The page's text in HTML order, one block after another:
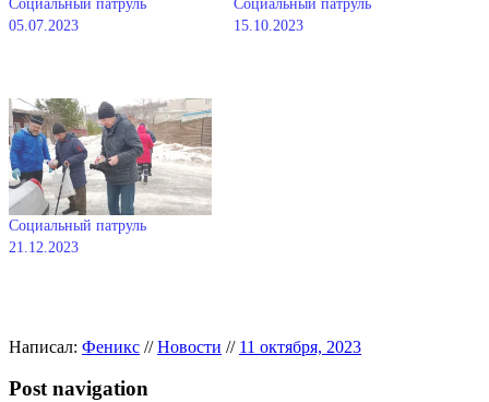
Социальный патруль
05.07.2023
Социальный патруль
15.10.2023
Социальный патруль
21.12.2023
Написал: Феникс // Новости // 11 октября, 2023
Post navigation